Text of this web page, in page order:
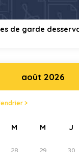
de garde
août 2026
>
M M J